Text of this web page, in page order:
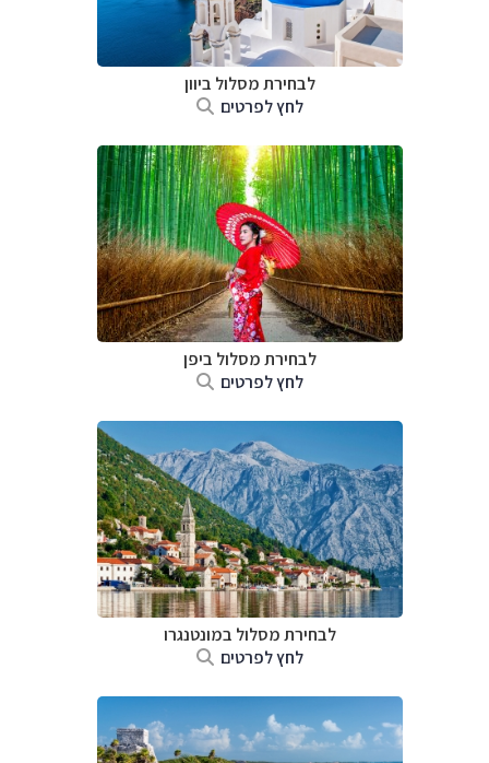
לבחירת מסלול ביוון
לחץ לפרטים
לבחירת מסלול ביפן
לחץ לפרטים
לבחירת מסלול במונטנגרו
לחץ לפרטים